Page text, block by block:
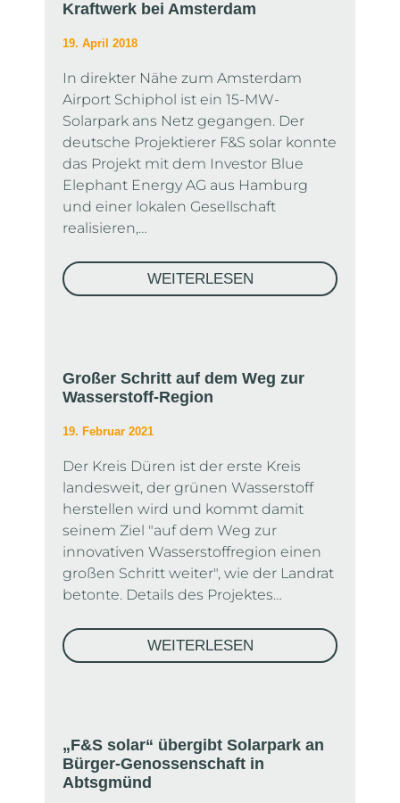
Kraftwerk bei Amsterdam
19. April 2018
In direkter Nähe zum Amsterdam
Airport Schiphol ist ein 15-MW-
Solarpark ans Netz gegangen. Der
deutsche Projektierer F&S solar konnte
das Projekt mit dem Investor Blue
Elephant Energy AG aus Hamburg
und einer lokalen Gesellschaft
realisieren,…
WEITERLESEN
Großer Schritt auf dem Weg zur
Wasserstoff-Region
19. Februar 2021
Der Kreis Düren ist der erste Kreis
landesweit, der grünen Wasserstoff
herstellen wird und kommt damit
seinem Ziel "auf dem Weg zur
innovativen Wasserstoffregion einen
großen Schritt weiter", wie der Landrat
betonte. Details des Projektes…
WEITERLESEN
„F&S solar“ übergibt Solarpark an
Bürger-Genossenschaft in
Abtsgmünd